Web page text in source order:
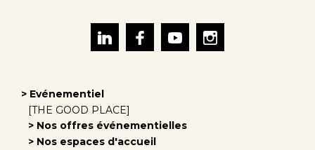
> Evénementiel
[THE GOOD PLACE]
> Nos offres événementielles
> Nos espaces d'accueil